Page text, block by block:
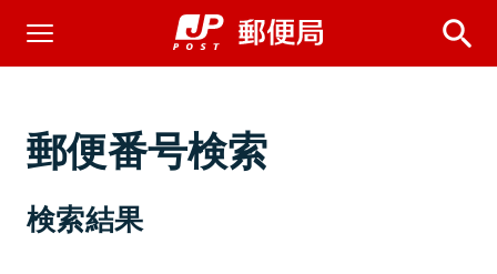
郵便番号検索
検索結果